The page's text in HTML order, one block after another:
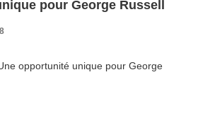
pour George Russell